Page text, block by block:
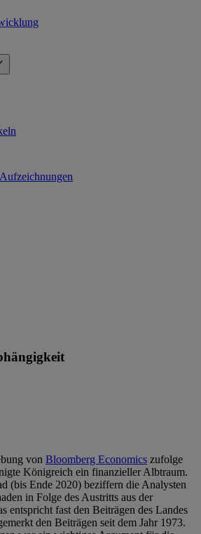
von Bloomberg Economics zufolge
Königreich ein finanzieller Albtraum.
(bis Ende 2020) beziffern die Analysten
in Folge des Austritts aus der
entspricht fast den Beiträgen des Landes
den Beiträgen seit dem Jahr 1973.